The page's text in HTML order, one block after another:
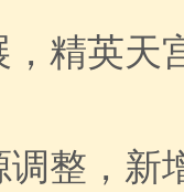
精英天
整，新